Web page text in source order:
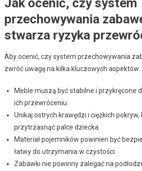
przechowywania
stwarza ryzyka
Aby ocenić, czy system przechowywania
zwróć uwagę na kilka kluczowych aspektów:
Meble muszą być stabilne i przykręcone
ich przewróceniu.
Unikaj ostrych krawędzi i ciężkich
przytrzasnąć palce dziecka.
Materiał pojemników powinien być
łatwy do utrzymania w czystości.
Zabawki nie powinny zalegać na